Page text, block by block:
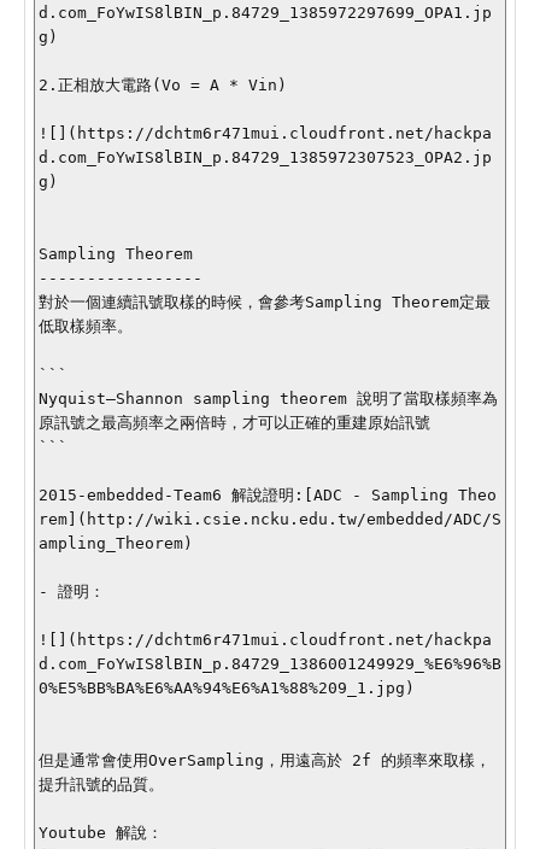
d.com_FoYwIS8lBIN_p.84729_1385972297699_OPA1.jp
g)
2.正相放大電路(Vo = A * Vin)
![](https://dchtm6r471mui.cloudfront.net/hackpa
d.com_FoYwIS8lBIN_p.84729_1385972307523_OPA2.jp
g)
Sampling Theorem
-----------------
對於一個連續訊號取樣的時候，會參考Sampling Theorem定最
低取樣頻率。
```
Nyquist–Shannon sampling theorem 說明了當取樣頻率為
原訊號之最高頻率之兩倍時，才可以正確的重建原始訊號
```
2015-embedded-Team6 解說證明:[ADC - Sampling Theo
rem](http://wiki.csie.ncku.edu.tw/embedded/ADC/S
ampling_Theorem)
- 證明：
![](https://dchtm6r471mui.cloudfront.net/hackpa
d.com_FoYwIS8lBIN_p.84729_1386001249929_%E6%96%B
0%E5%BB%BA%E6%AA%94%E6%A1%88%209_1.jpg)
但是通常會使用OverSampling，用遠高於 2f 的頻率來取樣，
提升訊號的品質。
Youtube 解說：